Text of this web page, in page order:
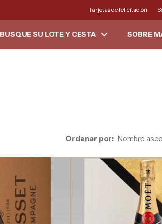
Tarjetas de felicitación
BUSQUE SU LOTE Y CESTA SOBRE
Ordenar por: Nombre